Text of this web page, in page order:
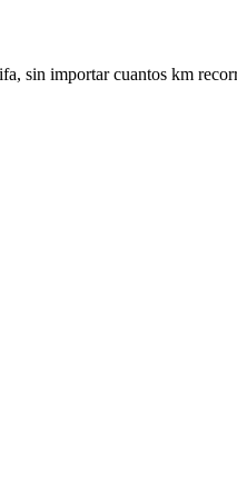
sin importar cuantos km